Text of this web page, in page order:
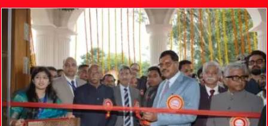
देवेंद्र
फडणवीस
जिल्हा
खनिज
प्रतिष्ठानच्या
कॉफी
टेबल
बुकचे
मुख्यमंत्र्यांच्या
हस्ते
अनावरण